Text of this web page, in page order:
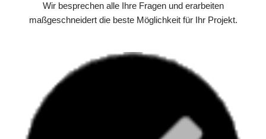
Wir besprechen alle Ihre Fragen und erarbeiten
maßgeschneidert die beste Möglichkeit für Ihr Projekt.